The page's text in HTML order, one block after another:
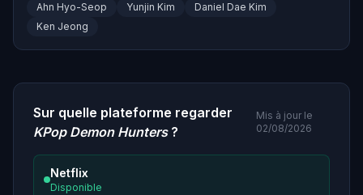
Ahn Hyo-Seop
Yunjin Kim
Daniel Dae Kim
Ken Jeong
Sur quelle plateforme regarder
KPop Demon Hunters?
Mis à jour le
02/08/2026
Netflix
Disponible